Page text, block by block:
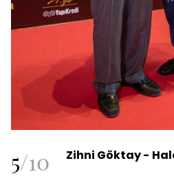
5/10 Zihni Göktay -